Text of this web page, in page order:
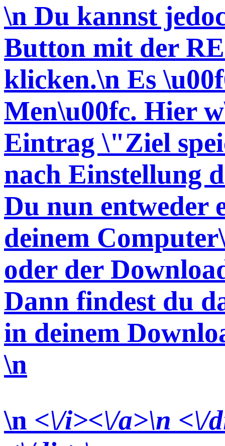
\n Du kannst
Button mit der
klicken.\n Es
Men\u00fc. Hier
Eintrag \"Ziel
nach Einstellung
Du nun entweder
deinem
oder der
Dann findest du
in deinem
\n
\n <\/i><\/a>\n <\/